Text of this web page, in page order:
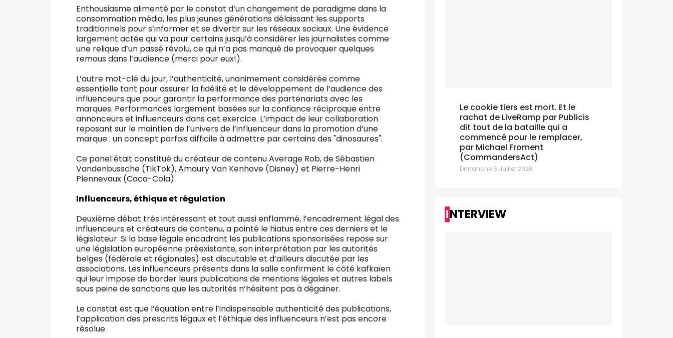
Enthousiasme alimenté par le constat d’un changement de paradigme dans la
consommation média, les plus jeunes générations délaissant les supports
traditionnels pour s’informer et se divertir sur les réseaux sociaux. Une évidence
largement actée qui va pour certains jusqu’à considérer les journalistes comme
une relique d’un passé révolu, ce qui n’a pas manqué de provoquer quelques
remous dans l’audience (merci pour eux!).
L’autre mot-clé du jour, l’authenticité, unanimement considérée comme
essentielle tant pour assurer la fidélité et le développement de l’audience des
influenceurs que pour garantir la performance des partenariats avec les
marques. Performances largement basées sur la confiance réciproque entre
annonceurs et influenceurs dans cet exercice. L’impact de leur collaboration
reposant sur le maintien de l’univers de l’influenceur dans la promotion d’une
marque : un concept parfois difficile à admettre par certains des "dinosaures".
Ce panel était constitué du créateur de contenu Average Rob, de Sébastien
Vandenbussche (TikTok), Amaury Van Kenhove (Disney) et Pierre-Henri
Plennevaux (Coca-Cola).
Influenceurs, éthique et régulation
Deuxième débat très intéressant et tout aussi enflammé, l’encadrement légal des
influenceurs et créateurs de contenu, a pointé le hiatus entre ces derniers et le
législateur. Si la base légale encadrant les publications sponsorisées repose sur
une législation européenne préexistante, son interprétation par les autorités
belges (fédérale et régionales) est discutable et d’ailleurs discutée par les
associations. Les influenceurs présents dans la salle confirment le côté kafkaïen
qui leur impose de barder leurs publications de mentions légales et autres labels
sous peine de sanctions que les autorités n’hésitent pas à dégainer.
Le constat est que l’équation entre l’indispensable authenticité des publications,
l’application des prescrits légaux et l’éthique des influenceurs n’est pas encore
résolue.
Le cookie tiers est mort. Et le
rachat de LiveRamp par Publicis
dit tout de la bataille qui a
commencé pour le remplacer,
par Michael Froment
(CommandersAct)
Dimanche 5 Juillet 2026
INTERVIEW